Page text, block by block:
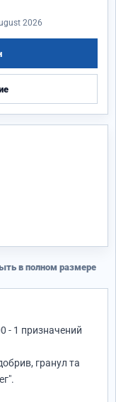
в полном размере
- 1 призначений
гранул та
2026